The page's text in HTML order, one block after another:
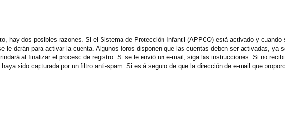
hay dos posibles razones. Si el Sistema de Protección Infantil (APPCO) está activado y cuando
le darán para activar la cuenta. Algunos foros disponen que las cuentas deben ser activadas, ya
al finalizar el proceso de registro. Si se le envió un e-mail, siga las instrucciones. Si no
sido capturada por un filtro anti-spam. Si está seguro de que la dirección de e-mail que